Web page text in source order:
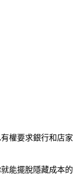
權要求銀行和店家
能擺脫隱藏成本的